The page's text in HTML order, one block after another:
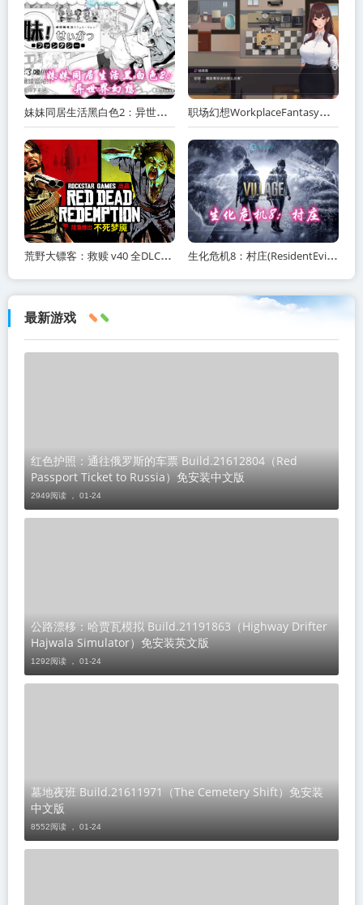
妹妹同居生活黑白色2：异世界幻想网盘下载 职场幻想WorkplaceFantasy中文网盘下载
荒野大镖客：救赎 v40 全DLC（Red Dead Redemption）免安装中文版 生化危机8：村庄(ResidentEvilVillage)内含修改器+DLC+通关存档+原画集百度网盘/
最新游戏
红色护照：通往俄罗斯的车票 Build.21612804（Red
Passport Ticket to Russia）免安装中文版
2949阅读 ， 01-24
公路漂移：哈贾瓦模拟 Build.21191863（Highway Drifter
Hajwala Simulator）免安装英文版
1292阅读 ， 01-24
墓地夜班 Build.21611971（The Cemetery Shift）免安装
中文版
8552阅读 ， 01-24